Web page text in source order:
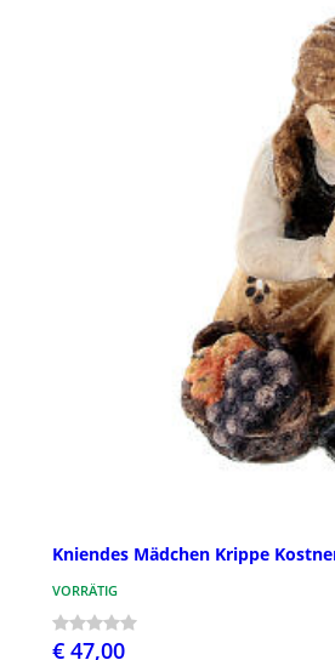
Kniendes Mädchen Krippe
VORRÄTIG
€ 47,00